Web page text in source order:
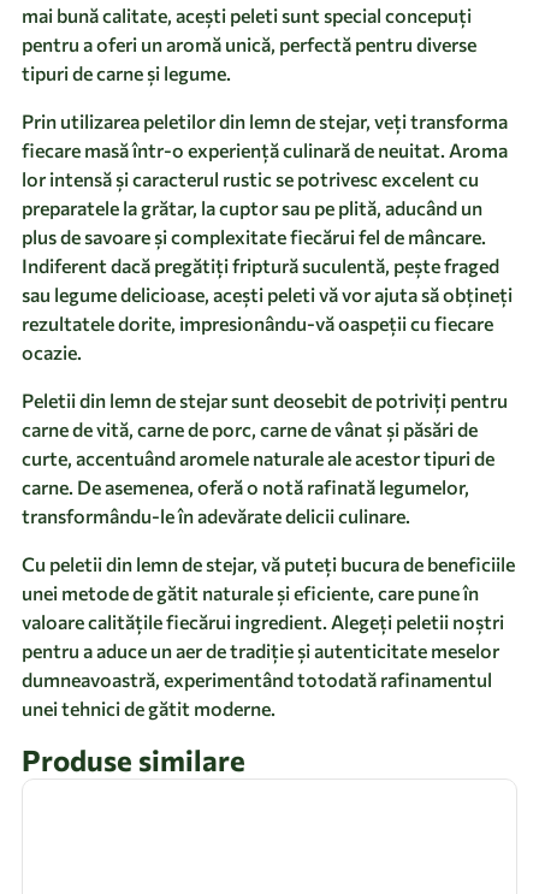
mai bună calitate, acești peleti sunt special concepuți
pentru a oferi un aromă unică, perfectă pentru diverse
tipuri de carne și legume.
Prin utilizarea peletilor din lemn de stejar, veți transforma
fiecare masă într-o experiență culinară de neuitat. Aroma
lor intensă și caracterul rustic se potrivesc excelent cu
preparatele la grătar, la cuptor sau pe plită, aducând un
plus de savoare și complexitate fiecărui fel de mâncare.
Indiferent dacă pregătiți friptură suculentă, pește fraged
sau legume delicioase, acești peleti vă vor ajuta să obțineți
rezultatele dorite, impresionându-vă oaspeții cu fiecare
ocazie.
Peletii din lemn de stejar sunt deosebit de potriviți pentru
carne de vită, carne de porc, carne de vânat și păsări de
curte, accentuând aromele naturale ale acestor tipuri de
carne. De asemenea, oferă o notă rafinată legumelor,
transformându-le în adevărate delicii culinare.
Cu peletii din lemn de stejar, vă puteți bucura de beneficiile
unei metode de gătit naturale și eficiente, care pune în
valoare calitățile fiecărui ingredient. Alegeți peletii noștri
pentru a aduce un aer de tradiție și autenticitate meselor
dumneavoastră, experimentând totodată rafinamentul
unei tehnici de gătit moderne.
Produse similare